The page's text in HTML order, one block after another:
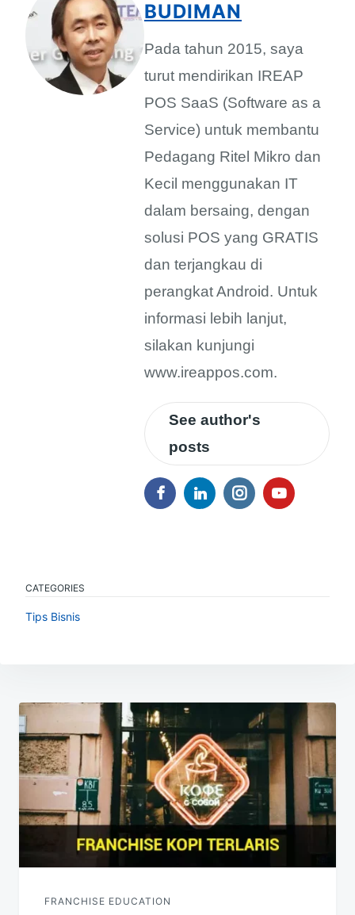
BUDIMAN
Pada tahun 2015, saya
turut mendirikan IREAP
POS SaaS (Software as a
Service) untuk membantu
Pedagang Ritel Mikro dan
Kecil menggunakan IT
dalam bersaing, dengan
solusi POS yang GRATIS
dan terjangkau di
perangkat Android. Untuk
informasi lebih lanjut,
silakan kunjungi
www.ireappos.com.
See author's
posts
CATEGORIES
Tips Bisnis
pos
FRANCHISE EDUCATION